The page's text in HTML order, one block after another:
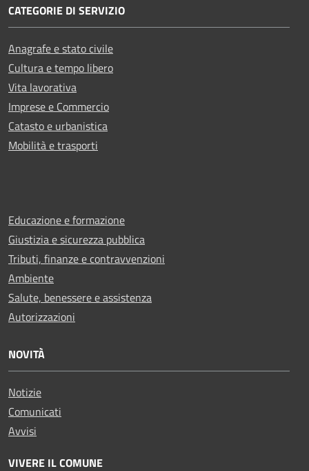
CATEGORIE DI SERVIZIO
Anagrafe e stato civile
Cultura e tempo libero
Vita lavorativa
Imprese e Commercio
Catasto e urbanistica
Mobilità e trasporti
Educazione e formazione
Giustizia e sicurezza pubblica
Tributi, finanze e contravvenzioni
Ambiente
Salute, benessere e assistenza
Autorizzazioni
NOVITÀ
Notizie
Comunicati
Avvisi
VIVERE IL COMUNE